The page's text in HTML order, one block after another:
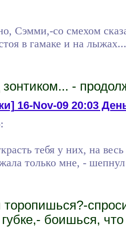
Сэмми,-со смехом
в гамаке и на лыжах...
зонтиком... -
16-Nov-09 20:03
тебя у них, на
только мне, -
торопишься?-
боишься, что